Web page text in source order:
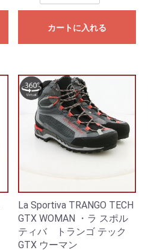
カートに入れる
La Sportiva TRANGO TECH
GTX WOMAN ・ラ スポル
ティバ トランゴ テック
GTX ウーマン